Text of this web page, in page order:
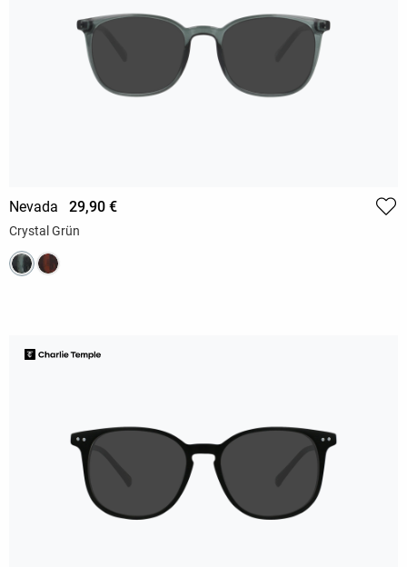
Nevada 29,90 €
Crystal Grün